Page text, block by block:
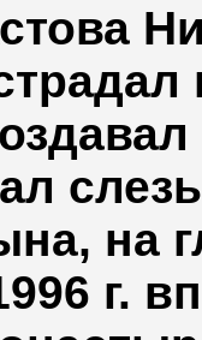
на
г.